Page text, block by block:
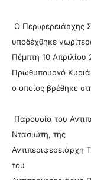
Ο Περιφερειάρχης
υποδέχθηκε
Πέμπτη 10
Πρωθυπουργό
ο οποίος βρέθηκε
Παρουσία του
Ντασιώτη, της
του